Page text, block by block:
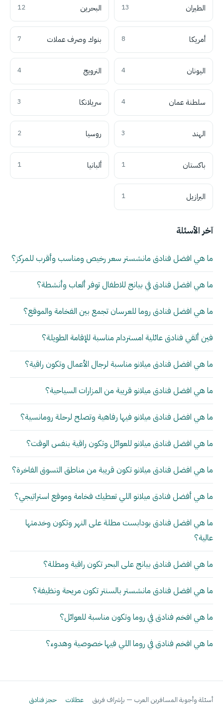
الطيران 13 البحرين 12
أمريكا 8 بنوك وصرف عملات 7
اليونان 4 النرويج 4
سلطنة عمان 4 سريلانكا 3
الهند 3 روسيا 2
باكستان 1 ألبانيا 1
البرازيل 1
آخر الأسئلة
ما هي افضل فنادق مانشستر سعر رخيص ومناسب وأقرب للمركز؟
ما هي افضل فنادق في بيانج للاطفال توفر ألعاب وأنشطة؟
ما هي افضل فنادق روما للعرسان تجمع بين الفخامة والموقع؟
فين ألقي فنادق عائلية امستردام مناسبة للإقامة الطويلة؟
ما هي افضل فنادق ميلانو مناسبة لرجال الأعمال وتكون راقية؟
ما هي افضل فنادق ميلانو قريبة من المزارات السياحية؟
ما هي افضل فنادق ميلانو فيها رفاهية وتصلح لرحلة رومانسية؟
ما هي افضل فنادق ميلانو للعوائل وتكون راقية بنفس الوقت؟
ما هي افضل فنادق ميلانو تكون قريبة من مناطق التسوق الفاخرة؟
ما هي أفضل فنادق ميلانو اللي تعطيك فخامة وموقع استراتيجي؟
ما هي افضل فنادق بودابست مطلة على النهر وتكون وخدمتها
عالية؟
ما هي افضل فنادق بيانج على البحر تكون راقية ومطلة؟
ما هي افضل فنادق مانشستر بالسنتر تكون مريحة ونظيفة؟
ما هي افخم فنادق في روما وتكون مناسبة للعوائل؟
ما هي افخم فنادق في روما اللي فيها خصوصية وهدوء؟
أسئلة وأجوبة المسافرين العرب — بإشراف فريق عطلات حجز فنادق